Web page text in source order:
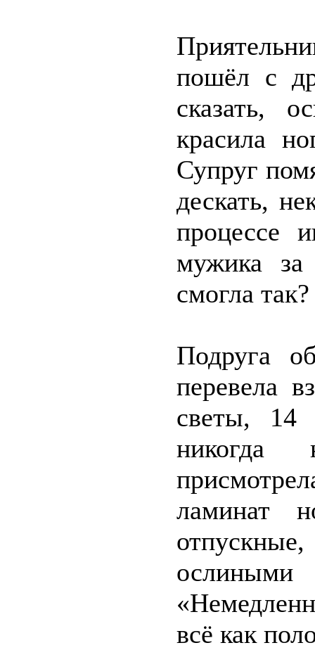
пошёл с
сказать,
красила
Супруг
дескать,
процессе
мужика
смогла так?
Подруга
перевела
светы, 14
никогда
ламинат
всё как